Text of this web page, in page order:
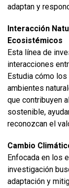
adaptan y
Interacción
Ecosistémicos
Esta línea de
interacciones
Estudia cómo
ambientes
que contribuyen
sostenible,
reconozcan el
Cambio
Enfocada en los
investigación
adaptación y